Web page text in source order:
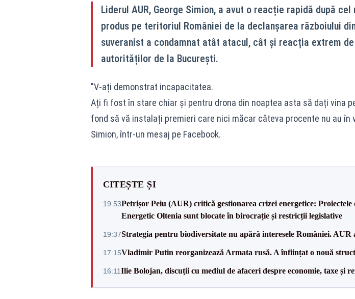
Liderul AUR, George Simion, a avut o reacție rapidă după
produs pe teritoriul României de la declanșarea războiului
suveranist a condamnat atât atacul, cât și reacția extrem
autorităților de la București.
"V-ați demonstrat incapacitatea.
Ați fi fost în stare chiar și pentru drona din noaptea asta să dați vina
fond să vă instalați premieri care nici măcar câteva procente nu au în
Simion, într-un mesaj pe Facebook.
CITEȘTE ȘI
19:53Petrișor Peiu (AUR) critică gestionarea crizei energetice: Proiectele
Energetic Oltenia sunt blocate în birocrație și restricții legislative
19:37Strategia pentru biodiversitate nu apără interesele României. AUR
17:15Vladimir Putin reorganizează Armata rusă. A înființat o nouă
16:11Ilie Bolojan, discuții cu mediul de afaceri despre economie, taxe și